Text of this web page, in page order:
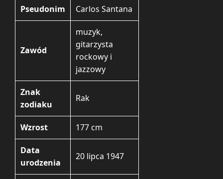
Pseudonim Carlos Santana
Zawód
muzyk,
gitarzysta
rockowy i
jazzowy
Znak
zodiaku
Rak
Wzrost 177 cm
Data
urodzenia
20 lipca 1947